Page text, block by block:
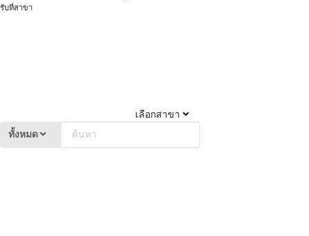
รับที่สาขา
เลือกสาขา
ทั้งหมด